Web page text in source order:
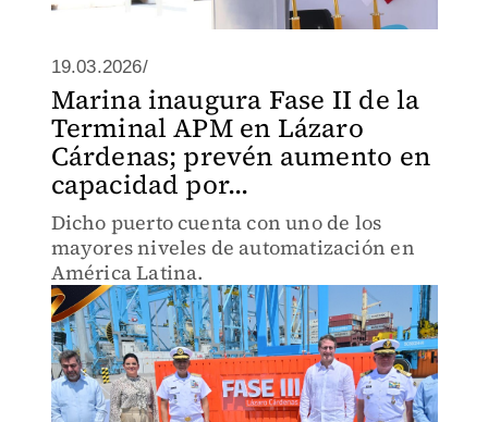
19.03.2026/
Marina inaugura Fase II de la
Terminal APM en Lázaro
Cárdenas; prevén aumento en
capacidad por...
Dicho puerto cuenta con uno de los
mayores niveles de automatización en
América Latina.